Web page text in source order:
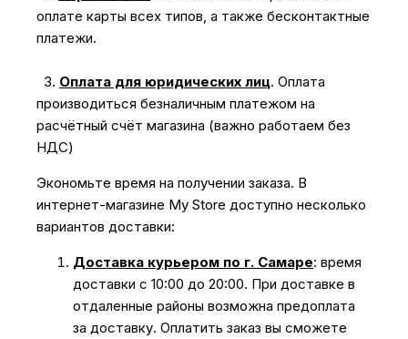
оплате карты всех типов, а также бесконтактные
платежи.
3. Оплата для юридических лиц. Оплата
производиться безналичным платежом на
расчётный счёт магазина (важно работаем без
НДС)
Экономьте время на получении заказа. В
интернет-магазине My Store доступно несколько
вариантов доставки:
Доставка курьером по г. Самаре: время
доставки с 10:00 до 20:00. При доставке в
отдаленные районы возможна предоплата
за доставку. Оплатить заказ вы сможете